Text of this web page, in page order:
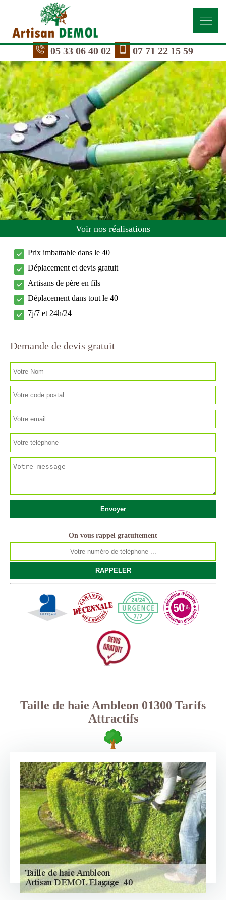
05 33 06 40 02 07 71 22 15 59
Voir nos réalisations
Prix imbattable dans le 40
Déplacement et devis gratuit
Artisans de père en fils
Déplacement dans tout le 40
7j/7 et 24h/24
Demande de devis gratuit
On vous rappel gratuitement
Taille de haie Ambleon 01300 Tarifs
Attractifs